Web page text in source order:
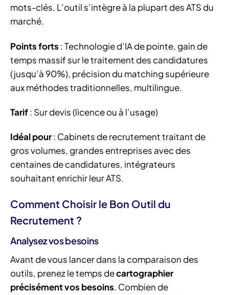
mots-clés. L’outil s’intègre à la plupart des ATS du
marché.
Points forts : Technologie d’IA de pointe, gain de
temps massif sur le traitement des candidatures
(jusqu’à 90%), précision du matching supérieure
aux méthodes traditionnelles, multilingue.
Tarif: Sur devis (licence ou à l’usage)
Idéal pour: Cabinets de recrutement traitant de
gros volumes, grandes entreprises avec des
centaines de candidatures, intégrateurs
souhaitant enrichir leur ATS.
Comment Choisir le Bon Outil du
Recrutement ?
Analysez vos besoins
Avant de vous lancer dans la comparaison des
outils, prenez le temps decartographier
précisément vos besoins. Combien de